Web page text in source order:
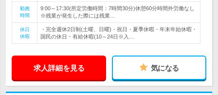
勤務
時間
9:00～17:30(所定労働時間：7時間30分)休憩60分時間外労働なし
※残業が発生した際には残業…
休日
休暇
・完全週休2日制(土曜、日曜)・祝日・夏季休暇・年末年始休暇・
国民の休日・有給休暇(10～24日※入…
求人詳細を見る 気になる